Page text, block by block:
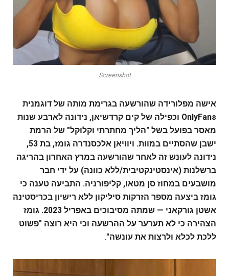
Screenshot
אישה מפלורידה שהורשעה בגרימת מותה של דוגמנית
OnlyFans וכפילה של קים קרדשיאן, נידונה לארבע שנות
מאסר בפועל בשל "הליך מחתרתי וקלוקל" של הרמת
ישבן שהסתיים במוות. ויוויאן אלכסנדרה גומז, בת 53,
נידונה לעונש זה לאחר שהורשעה במרץ האחרון בהריגה
ברשלנות (אינסטינקטיבית/ללא כוונה) על ידי חבר
מושבעים במחוז סן מטאו, קליפורניה. התביעה טענה כי
גומז ביצעה מספר הזרקות סיליקון ללא רישיון בכריסטינה
אשטן גורקאני — שמתה מסיבוכים באפריל 2023. גומז
הצהירה כי לא תערער על ההרשעה וכי היא רוצה "פשוט
ללכת לכלא ולרצות את עונשה".